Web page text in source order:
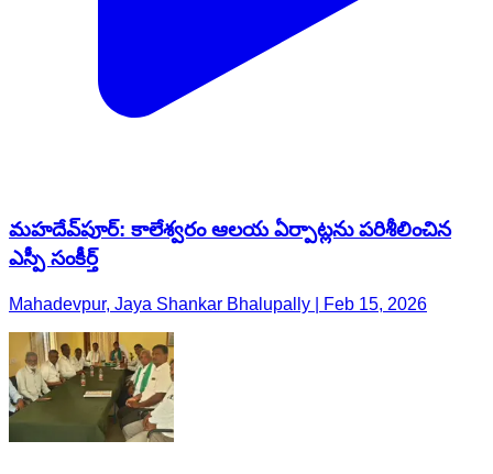
మహదేవ్​పూర్: కాలేశ్వరం ఆలయ ఏర్పాట్లను పరిశీలించిన
ఎస్పీ సంకీర్త్
Mahadevpur, Jaya Shankar Bhalupally | Feb 15, 2026